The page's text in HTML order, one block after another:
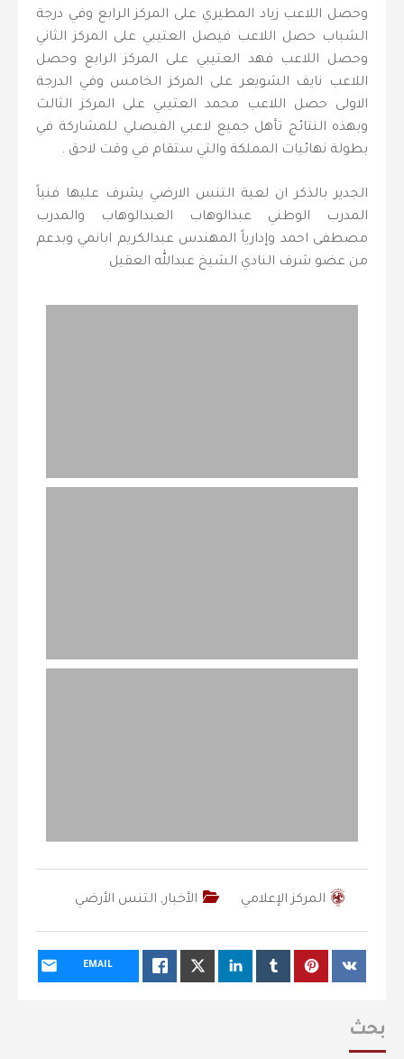
وحصل اللاعب زياد المطيري على المركز الرابع وفي درجة
الشباب حصل اللاعب فيصل العتيبي على المركز الثاني
وحصل اللاعب فهد العتيبي على المركز الرابع وحصل
اللاعب نايف الشويعر على المركز الخامس وفي الدرجة
الاولى حصل اللاعب محمد العتيبي على المركز الثالث
وبهذه النتائج تأهل جميع لاعبي الفيصلي للمشاركة في
بطولة نهائيات المملكة والتي ستقام في وقت لاحق .
الجدير بالذكر ان لعبة التنس الارضي يشرف عليها فنياً
المدرب الوطني عبدالوهاب العبدالوهاب والمدرب
مصطفى احمد وإدارياً المهندس عبدالكريم ابانمي وبدعم
من عضو شرف النادي الشيخ عبدالله العقيل
المركز الإعلامي الأخبار, التنس الأرضي
EMAIL
بحث